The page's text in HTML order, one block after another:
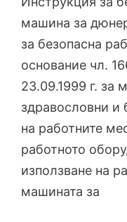
машина за
за безопасна
основание чл.
23.09.1999 г. за
здравословни и
на работните
работното
използване на
машината за